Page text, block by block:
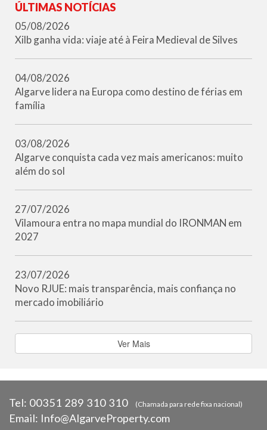
ÚLTIMAS NOTÍCIAS
05/08/2026
Xilb ganha vida: viaje até à Feira Medieval de Silves
04/08/2026
Algarve lidera na Europa como destino de férias em
família
03/08/2026
Algarve conquista cada vez mais americanos: muito
além do sol
27/07/2026
Vilamoura entra no mapa mundial do IRONMAN em
2027
23/07/2026
Novo RJUE: mais transparência, mais confiança no
mercado imobiliário
Ver Mais
Tel: 00351 289 310 310 (Chamada para rede fixa nacional)
Email: Info@AlgarveProperty.com